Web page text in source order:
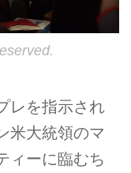
レを指示され
米大統領のマ
ィーに臨むち